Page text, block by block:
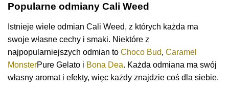
Popularne odmiany Cali Weed
Istnieje wiele odmian Cali Weed, z których każda ma
swoje własne cechy i smaki. Niektóre z
najpopularniejszych odmian to Choco Bud, Caramel
MonsterPure Gelato i Bona Dea. Każda odmiana ma swój
własny aromat i efekty, więc każdy znajdzie coś dla siebie.